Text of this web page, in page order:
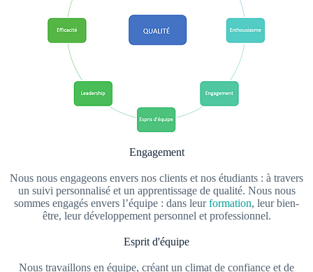
Engagement
Nous nous engageons envers nos clients et nos étudiants : à travers
un suivi personnalisé et un apprentissage de qualité. Nous nous
sommes engagés envers l’équipe : dans leurformation, leur bien-
être, leur développement personnel et professionnel.
Esprit d'équipe
Nous travaillons en équipe, créant un climat de confiance et de